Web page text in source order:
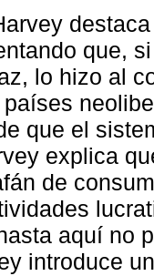
que,
lo hizo al
que el
explica
de
aquí no
introduce